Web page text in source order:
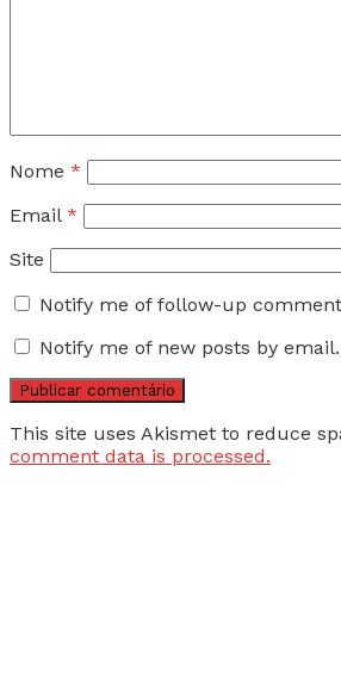
Nome *
Email *
Site
Notify me of follow-up
Notify me of new posts by email.
This site uses Akismet to reduce
comment data is processed.